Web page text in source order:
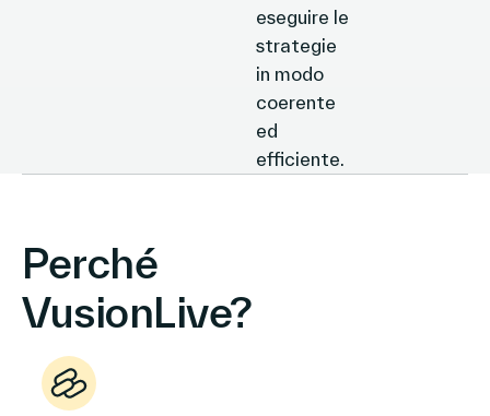
eseguire le
strategie
in modo
coerente
ed
efficiente.
Perché
VusionLive?